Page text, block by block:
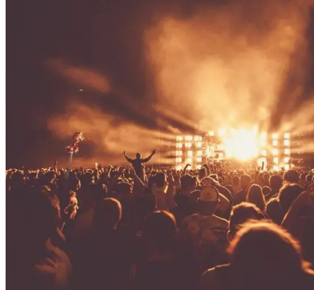
Festival
Gastro
Kultúra a tradície
Kúpele
Šport a agroturistika
Školstvo
Ekonomika obchod a doprava
Košický kraj
Tipy
Výlet
Turistika
Cyklistika